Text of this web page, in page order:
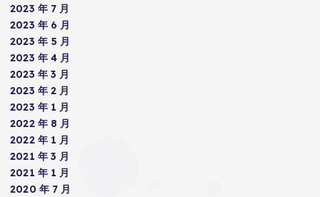
2023 年 7 月
2023 年 6 月
2023 年 5 月
2023 年 4 月
2023 年 3 月
2023 年 2 月
2023 年 1 月
2022 年 8 月
2022 年 1 月
2021 年 3 月
2021 年 1 月
2020 年 7 月